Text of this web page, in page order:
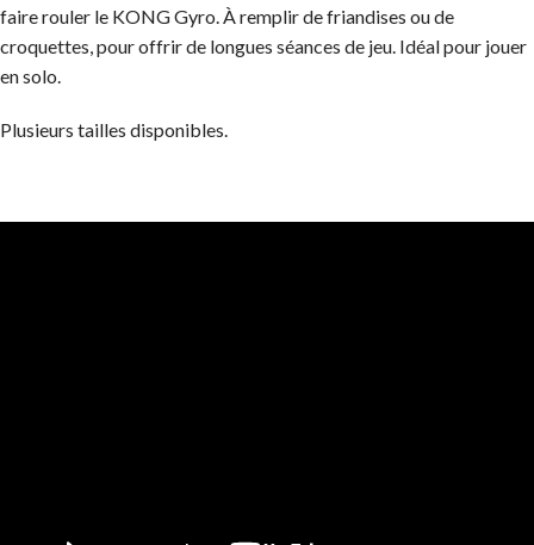
faire rouler le KONG Gyro. À remplir de friandises ou de
croquettes, pour offrir de longues séances de jeu. Idéal pour jouer
en solo.
Plusieurs tailles disponibles.